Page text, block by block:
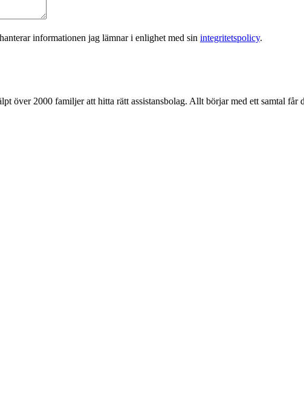
informationen jag lämnar i enlighet med sin integritetspolicy.
över 2000 familjer att hitta rätt assistansbolag. Allt börjar med ett samtal får